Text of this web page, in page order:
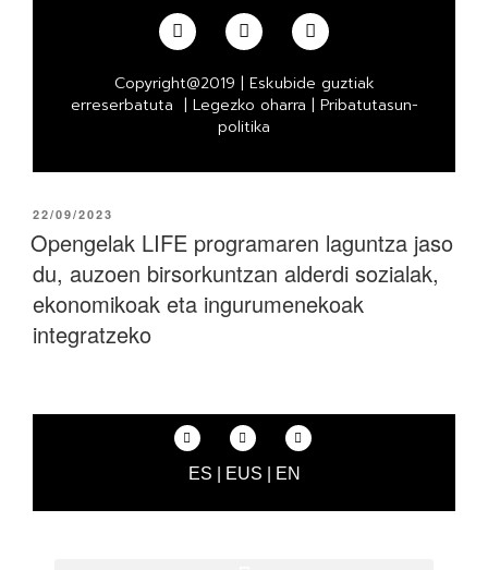
Copyright@2019 | Eskubide guztiak
erreserbatuta | Legezko oharra | Pribatutasun-
politika
22/09/2023
Opengelak LIFE programaren laguntza jaso
du, auzoen birsorkuntzan alderdi sozialak,
ekonomikoak eta ingurumenekoak
integratzeko
ES EUS EN